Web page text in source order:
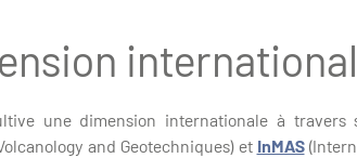
une dimension internationale à
and Geotechniques) et InMAS